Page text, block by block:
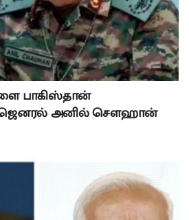
பாகிஸ்தான்
– ஜெனரல் அனில் சௌஹான்